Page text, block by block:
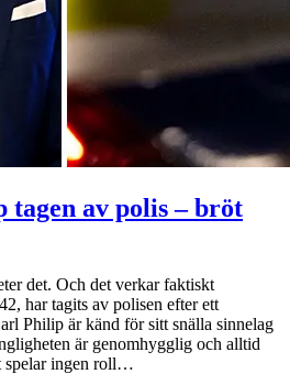
av polis – bröt
det. Och det verkar faktiskt
har tagits av polisen efter ett
Philip är känd för sitt snälla sinnelag
är genomhygglig och alltid
spelar ingen roll…